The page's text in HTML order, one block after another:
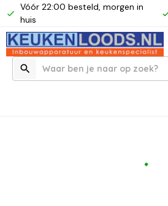
Vóór 22:00 besteld, morgen in
huis